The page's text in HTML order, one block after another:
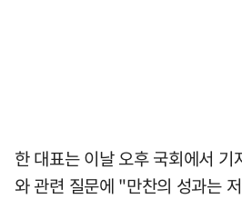
한 대표는 이날 오후 국회에서 기
와 관련 질문에 "만찬의 성과는